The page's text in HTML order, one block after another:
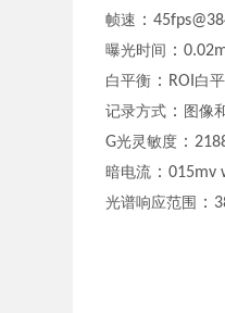
帧速 ：
曝光时间 ：
白平衡 ： ROI 白
记录方式 ： 图像
G光灵敏度 ：
暗电流 ：015mv
光谱响应范围 ：